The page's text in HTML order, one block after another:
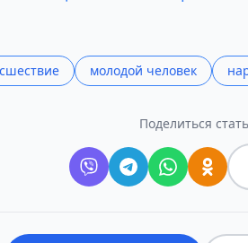
молодой человек
Поделиться